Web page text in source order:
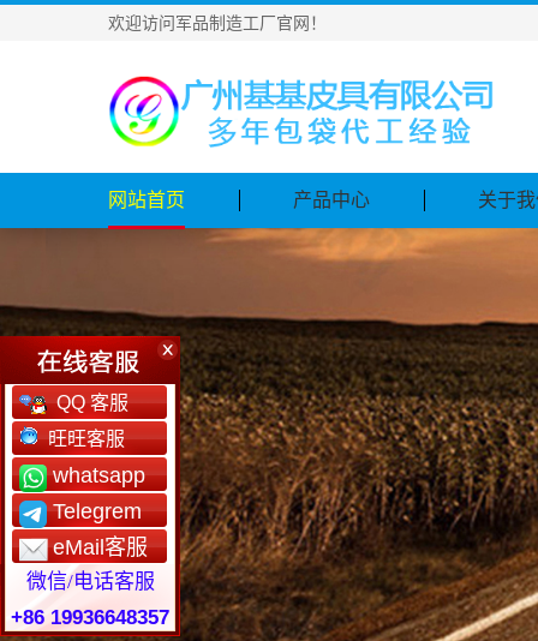
欢迎访问军品制造工厂官网！
网站首页 产品中心 关于
QQ 客服
旺旺客服
whatsapp
Telegrem
eMail客服
微信/电话客服
+86 19936648357